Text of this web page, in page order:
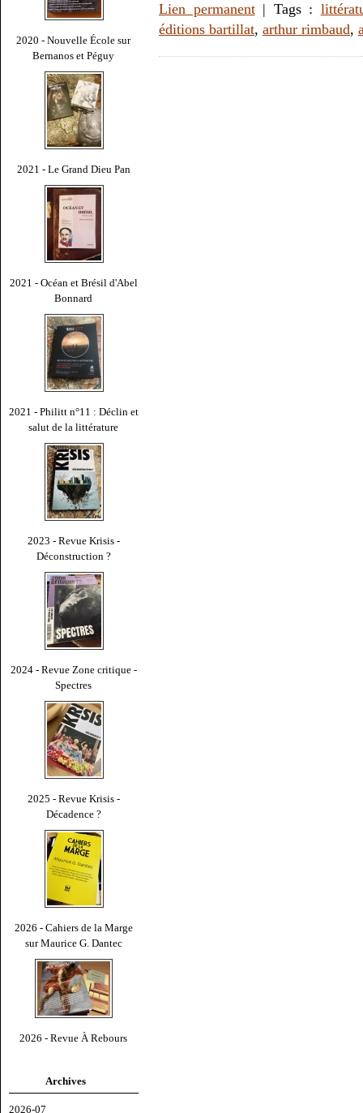
2020 - Nouvelle École sur
Bernanos et Péguy
2021 - Le Grand Dieu Pan
2021 - Océan et Brésil d'Abel
Bonnard
2021 - Philitt n°11 : Déclin et
salut de la littérature
2023 - Revue Krisis -
Déconstruction ?
2024 - Revue Zone critique -
Spectres
2025 - Revue Krisis -
Décadence ?
2026 - Cahiers de la Marge
sur Maurice G. Dantec
2026 - Revue À Rebours
Archives
2026-07
Lien permanent| Tags :
éditions bartillat, arthur rimbaud,